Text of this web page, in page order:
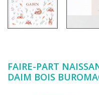
FAIRE-PART
DAIM BOIS